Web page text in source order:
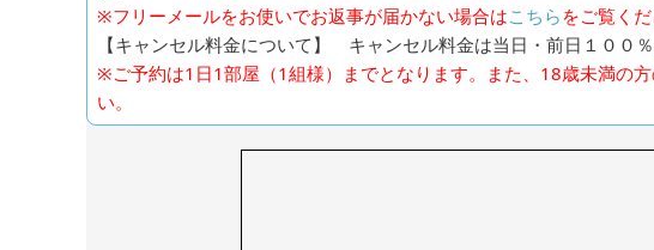
※フリーメールをお使いでお返事が届かない場合はこちら をご覧くだ
【キャンセル料金について】 キャンセル料金は当日・前日１００
※ご予約は1日1部屋（1組様）までとなります。また、18歳未満の
い。